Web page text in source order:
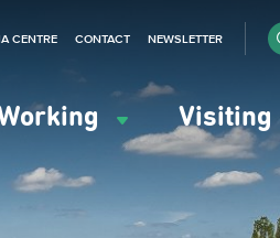
Visiting
CENTRE CONTACT NEWSLETTER